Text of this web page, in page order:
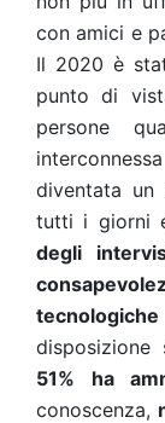
con amici e
Il 2020 è
punto di
persone
diventata
tutti i giorni
degli
tecnologiche
51% ha
conoscenza,